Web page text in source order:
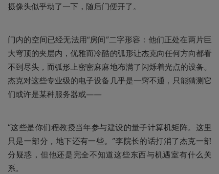
摄像头似乎动了一下，随后门便开了。
门内的空间已经无法用“房间”二字形容：他们正处在两片巨
大穹顶的夹层内，优雅而冷酷的弧形让杰克向任何方向都看
不到尽头，而弧形上密密麻麻地布满了闪烁着光点的设备。
杰克对这些专业级的电子设备几乎是一窍不通，只能猜测它
们或许是某种服务器或——
“这些是你们程教授当年参与建设的量子计算机矩阵。这里
只是一部分，地下还有一些。”李院长的话打消了杰克一部
分疑惑，但他还是完全不知道这些东西与机遇室有什么关
系。